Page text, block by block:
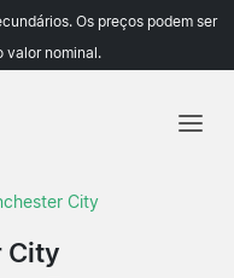
Os preços podem ser
valor nominal.
City
City